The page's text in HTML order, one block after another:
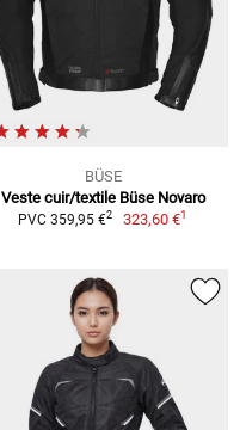
BÜSE
Veste cuir/textile Büse Novaro
PVC 359,95 €2 323,60 €1